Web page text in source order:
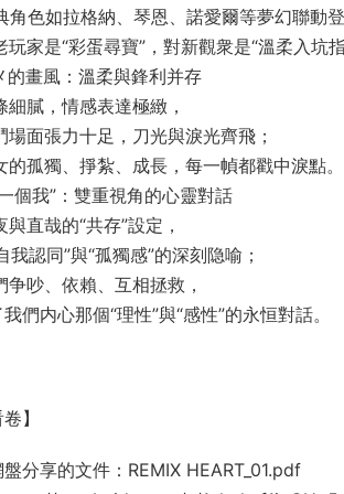
角色如拉格納、琴恩、諾愛爾等夢幻聯動
家是“彩蛋尋寶”，對新觀衆是“溫柔入坑指
的畫風：溫柔與鋒利并存
膩，情感表達極緻，
面張力十足，刀光與淚光齊飛；
孤獨、掙紮、成長，每一幀都戳中淚點。
個我”：雙重視角的心靈對話
直哉的“共存”設定，
我認同”與“孤獨感”的深刻隐喻；
吵、依賴、互相拯救，
們内心那個“理性”與“感性”的永恒對話。
】
分享的文件：REMIX HEART_01.pdf